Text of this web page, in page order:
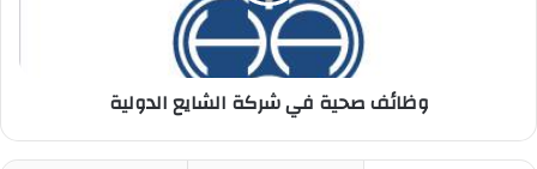
وظائف صحية في شركة الشايع الدولية